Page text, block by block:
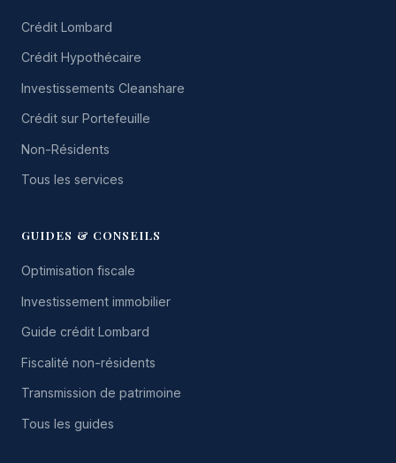
Crédit Lombard
Crédit Hypothécaire
Investissements Cleanshare
Crédit sur Portefeuille
Non-Résidents
Tous les services
GUIDES & CONSEILS
Optimisation fiscale
Investissement immobilier
Guide crédit Lombard
Fiscalité non-résidents
Transmission de patrimoine
Tous les guides